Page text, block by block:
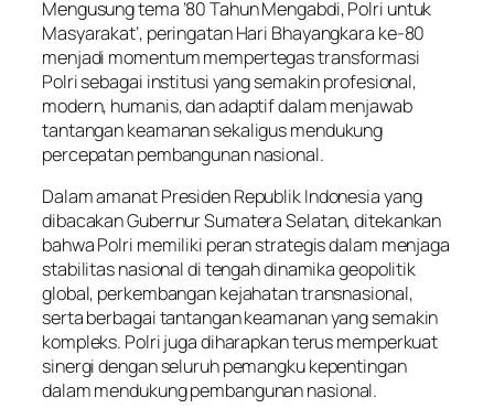
Mengusung tema ’80 Tahun Mengabdi, Polri untuk
Masyarakat’, peringatan Hari Bhayangkara ke-80
menjadi momentum mempertegas transformasi
Polri sebagai institusi yang semakin profesional,
modern, humanis, dan adaptif dalam menjawab
tantangan keamanan sekaligus mendukung
percepatan pembangunan nasional.
Dalam amanat Presiden Republik Indonesia yang
dibacakan Gubernur Sumatera Selatan, ditekankan
bahwa Polri memiliki peran strategis dalam menjaga
stabilitas nasional di tengah dinamika geopolitik
global, perkembangan kejahatan transnasional,
serta berbagai tantangan keamanan yang semakin
kompleks. Polri juga diharapkan terus memperkuat
sinergi dengan seluruh pemangku kepentingan
dalam mendukung pembangunan nasional.